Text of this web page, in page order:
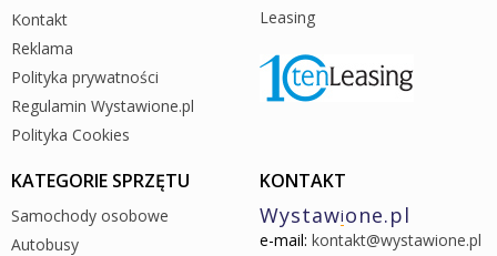
Kontakt
Reklama
Polityka prywatności
Regulamin Wystawione.pl
Polityka Cookies
Leasing
KATEGORIE SPRZĘTU
Samochody osobowe
Autobusy
KONTAKT
Wystawione.pl
e-mail: kontakt@wystawione.pl